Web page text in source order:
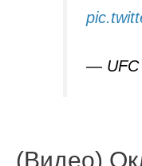
— UFC
(Видео)